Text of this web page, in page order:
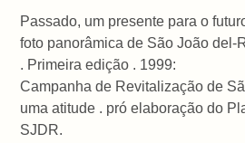
Passado, um presente para o
foto panorâmica de São João del-
. Primeira edição . 1999:
Campanha de Revitalização de
uma atitude . pró elaboração do
SJDR.